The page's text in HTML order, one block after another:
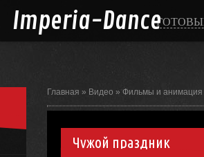
Imperia-Dance
Главная » Видео » Фильмы и анимация
Чужой праздник